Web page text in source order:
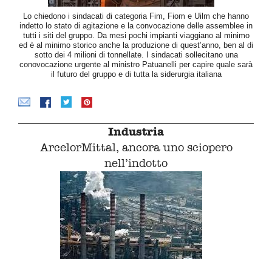
Lo chiedono i sindacati di categoria Fim, Fiom e Uilm che hanno
indetto lo stato di agitazione e la convocazione delle assemblee in
tutti i siti del gruppo. Da mesi pochi impianti viaggiano al minimo
ed è al minimo storico anche la produzione di quest’anno, ben al di
sotto dei 4 milioni di tonnellate. I sindacati sollecitano una
conovocazione urgente al ministro Patuanelli per capire quale sarà
il futuro del gruppo e di tutta la siderurgia italiana
Industria
ArcelorMittal, ancora uno sciopero
nell’indotto